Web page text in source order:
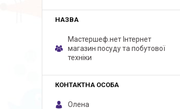
Мастершеф.нет Iнтернет
магазин посуду та побутової
техніки
Олена